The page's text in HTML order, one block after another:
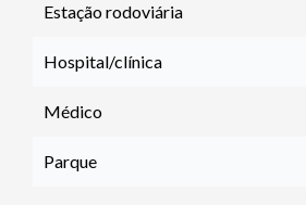
Estação rodoviária
Hospital/clínica
Médico
Parque